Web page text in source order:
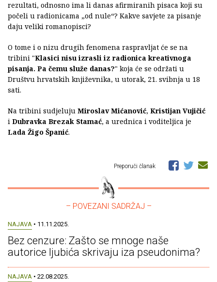
rezultati, odnosno ima li danas afirmiranih pisaca koji su
počeli u radionicama „od nule“? Kakve savjete za pisanje
daju veliki romanopisci?
O tome i o nizu drugih fenomena raspravljat će se na
tribini "Klasici nisu izrasli iz radionica kreativnoga
pisanja. Pa čemu služe danas?" koja će se održati u
Društvu hrvatskih književnika, u utorak, 21. svibnja u 18
sati.
Na tribini sudjeluju Miroslav Mićanović, Kristijan Vujičić
i Dubravka Brezak Stamać, a urednica i voditeljica je
Lada Žigo Španić.
Preporuči članak
– POVEZANI SADRŽAJ –
NAJAVA • 11.11.2025.
Bez cenzure: Zašto se mnoge naše
autorice ljubića skrivaju iza pseudonima?
NAJAVA • 22.08.2025.